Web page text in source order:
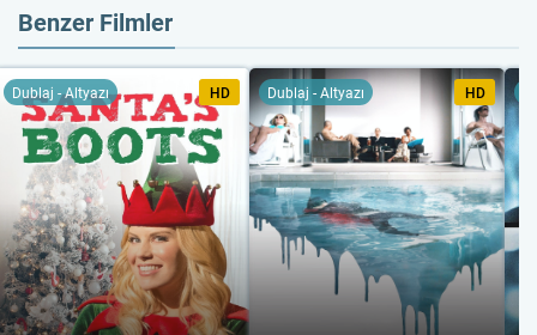
Benzer Filmler
Dublaj - Altyazı HD Dublaj - Altyazı HD